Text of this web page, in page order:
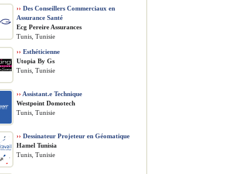
›› Des Conseillers Commerciaux en
Assurance Santé
Ecg Pereire Assurances
Tunis, Tunisie
›› Esthéticienne
Utopia By Gs
Tunis, Tunisie
›› Assistant.e Technique
Westpoint Domotech
Tunis, Tunisie
›› Dessinateur Projeteur en Géomatique
Hamel Tunisia
Tunis, Tunisie